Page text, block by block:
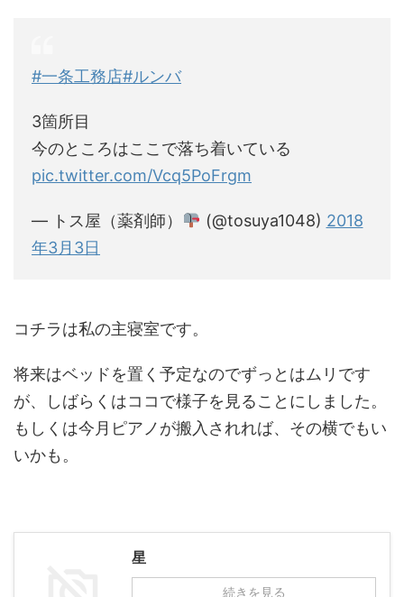
#一条工務店#ルンバ
3箇所目
今のところはここで落ち着いている
pic.twitter.com/Vcq5PoFrgm
— トス屋（薬剤師） (@tosuya1048) 2018
年3月3日
コチラは私の主寝室です。
将来はベッドを置く予定なのでずっとはムリです
が、しばらくはココで様子を見ることにしました。
もしくは今月ピアノが搬入されれば、その横でもい
いかも。
星
続きを見る